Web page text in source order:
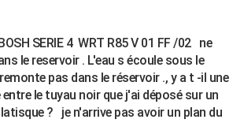
SERIE 4 WRT R85 V 01 FF /02 ne
le reservoir . L'eau s écoule sous le
pas dans le réservoir ., y a t -il une
le tuyau noir que j'ai déposé sur un
? je n'arrive pas avoir un plan du